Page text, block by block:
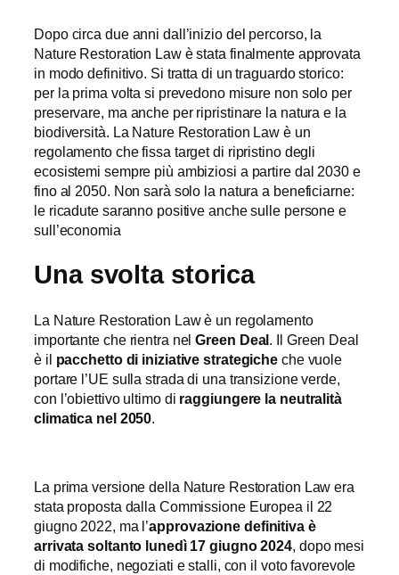
Dopo circa due anni dall’inizio del percorso, la
Nature Restoration Law è stata finalmente approvata
in modo definitivo. Si tratta di un traguardo storico:
per la prima volta si prevedono misure non solo per
preservare, ma anche per ripristinare la natura e la
biodiversità. La Nature Restoration Law è un
regolamento che fissa target di ripristino degli
ecosistemi sempre più ambiziosi a partire dal 2030 e
fino al 2050. Non sarà solo la natura a beneficiarne:
le ricadute saranno positive anche sulle persone e
sull’economia
Una svolta storica
La Nature Restoration Law è un regolamento
importante che rientra nel Green Deal. Il Green Deal
è il pacchetto di iniziative strategiche che vuole
portare l’UE sulla strada di una transizione verde,
con l’obiettivo ultimo di raggiungere la neutralità
climatica nel 2050.
La prima versione della Nature Restoration Law era
stata proposta dalla Commissione Europea il 22
giugno 2022, ma l’approvazione definitiva è
arrivata soltanto lunedì 17 giugno 2024 , dopo mesi
di modifiche, negoziati e stalli, con il voto favorevole